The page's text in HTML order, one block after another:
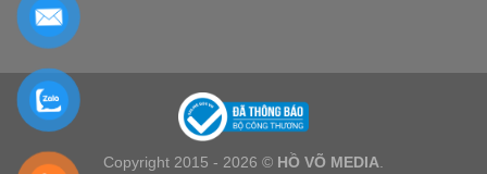
Copyright 2015 - 2026 © HỒ VÕ MEDIA